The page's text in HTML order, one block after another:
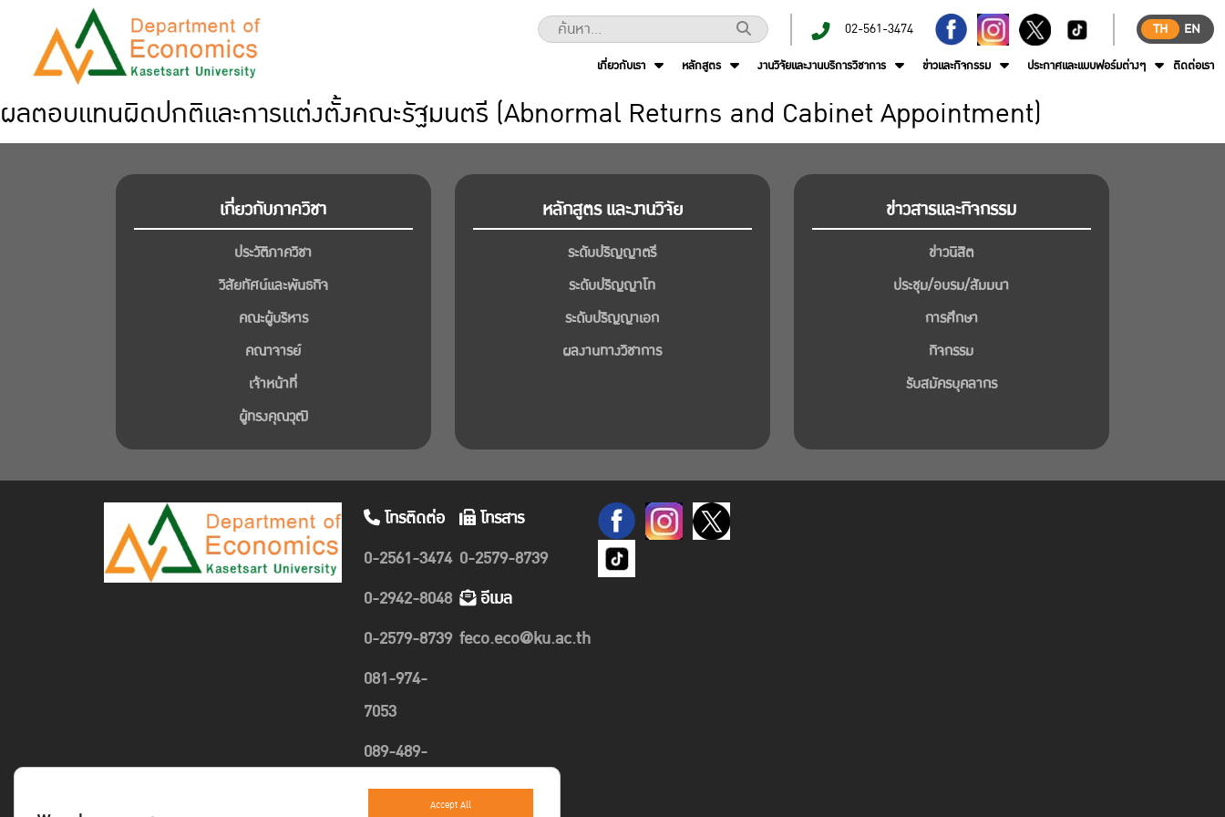
02-561-3474 TH
EN
เกี่ยวกับเรา
หลักสูตร งานวิจัยและงานบริการวิชาการ ข่าวและกิจกรรม ประกาศและแบบฟอร์มต่างๆ ติดต่อเรา
ผลตอบแทนผิดปกติและการแต่งตั้งคณะรัฐมนตรี (Abnormal Returns and Cabinet Appointment)
เกี่ยวกับภาควิชา
ประวัติภาควิชา
วิสัยทัศน์และพันธกิจ
คณะผู้บริหาร
คณาจารย์
เจ้าหน้าที่
ผู้ทรงคุณวุฒิ
หลักสูตร และงานวิจัย
ระดับปริญญาตรี
ระดับปริญญาโท
ระดับปริญญาเอก
ผลงานทางวิชาการ
ข่าวสารและกิจกรรม
ข่าวนิสิต
ประชุม/อบรม/สัมมนา
การศึกษา
กิจกรรม
รับสมัครบุคลากร
โทรติดต่อ
0-2561-3474
0-2942-8048
0-2579-8739
081-974-
7053
089-489-
1635
โทรสาร
0-2579-8739
อีเมล
feco.eco@ku.ac.th
Accept All